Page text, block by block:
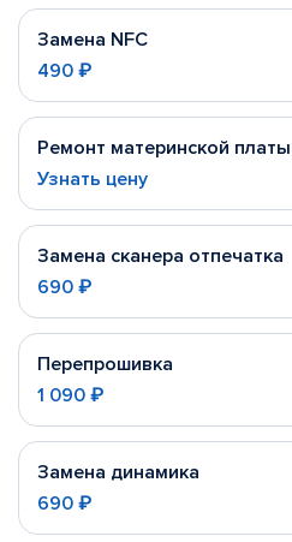
Замена NFC
490 ₽
Ремонт материнской платы
Узнать цену
Замена сканера отпечатка
690 ₽
Перепрошивка
1 090 ₽
Замена динамика
690 ₽